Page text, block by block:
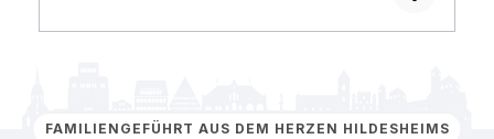
FAMILIENGEFÜHRT AUS DEM HERZEN HILDESHEIMS